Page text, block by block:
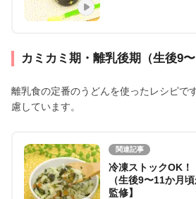
カミカミ期・離乳後期（生後9
離乳食の定番のうどんを使ったレシピで
慮しています。
関連記事
冷凍ストックOK
（生後9〜11か月
監修】